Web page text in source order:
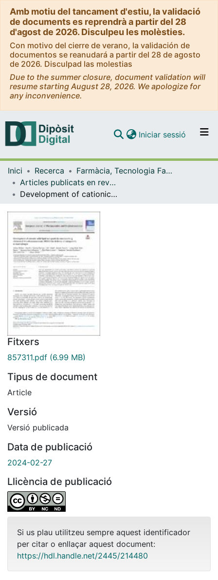
Amb motiu del tancament d'estiu, la validació
de documents es reprendrà a partir del 28
d'agost de 2026. Disculpeu les molèsties.
Con motivo del cierre de verano, la validación de
documentos se reanudará a partir del 28 de agosto
de 2026. Disculpad las molestias
Due to the summer closure, document validation will
resume starting August 28, 2026. We apologize for
any inconvenience.
Navega per tot el DD
Com publicar
Iniciar sessió (current)
Inici Recerca
Farmàcia, Tecnologia Farmacèutica i Fisicoquímica
Articles publicats en revistes (Farmàcia, Tecnologia Farmacèutica i Fisicoquímica)
Development of cationic solid lipid nanoparticles incorporating cholesteryl-9-carboxynonanoate (9CCN) for delivery of antagomiRsto macrophages
Fitxers
857311.pdf (6.99 MB)
Tipus de document
Article
Versió
Versió publicada
Data de publicació
2024-02-27
Llicència de publicació
Si us plau utilitzeu sempre aquest identificador
per citar o enllaçar aquest document:
https://hdl.handle.net/2445/214480